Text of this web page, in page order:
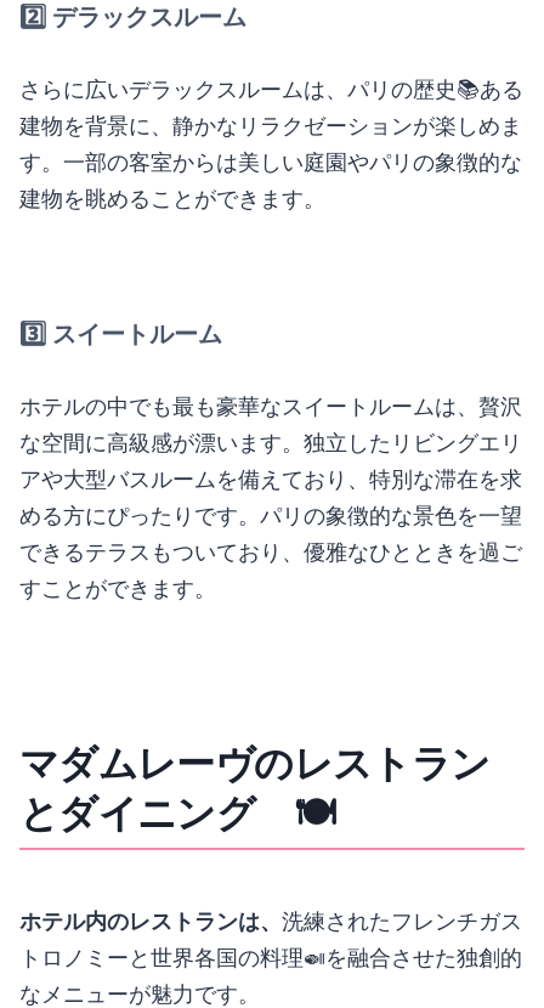
2️⃣ デラックスルーム
さらに広いデラックスルームは、パリの歴史📚ある
建物を背景に、静かなリラクゼーションが楽しめま
す。一部の客室からは美しい庭園やパリの象徴的な
建物を眺めることができます。
3️⃣ スイートルーム
ホテルの中でも最も豪華なスイートルームは、贅沢
な空間に高級感が漂います。独立したリビングエリ
アや大型バスルームを備えており、特別な滞在を求
める方にぴったりです。パリの象徴的な景色を一望
できるテラスもついており、優雅なひとときを過ご
すことができます。
マダムレーヴのレストラン
とダイニング 🍽️
ホテル内のレストランは、 洗練されたフレンチガス
トロノミーと世界各国の料理🍛を融合させた独創的
なメニューが魅力です。